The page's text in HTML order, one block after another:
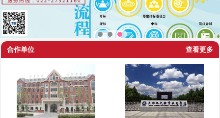
查看更多
合作单位